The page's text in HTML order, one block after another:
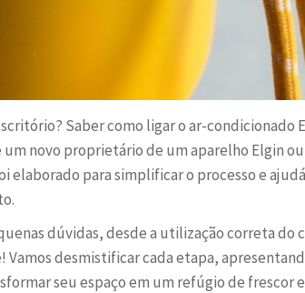
Saber como ligar o ar-condicionado
novo proprietário de um aparelho Elgin
elaborado para simplificar o processo e
dúvidas, desde a utilização correta do
desmistificar cada etapa,
seu espaço em um refúgio de frescor e